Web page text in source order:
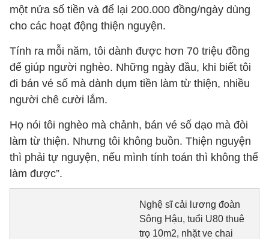
một nửa số tiền và để lại 200.000 đồng/ngày dùng
cho các hoạt động thiện nguyện.
Tính ra mỗi năm, tôi dành được hơn 70 triệu đồng
để giúp người nghèo. Những ngày đầu, khi biết tôi
đi bán vé số mà dành dụm tiền làm từ thiện, nhiều
người chê cười lắm.
Họ nói tôi nghèo mà chảnh, bán vé số dạo mà đòi
làm từ thiện. Nhưng tôi không buồn. Thiện nguyện
thì phải tự nguyện, nếu mình tính toán thì không thể
làm được”.
Nghệ sĩ cải lương đoàn
Sông Hậu, tuổi U80 thuê
trọ 10m2, nhặt ve chai